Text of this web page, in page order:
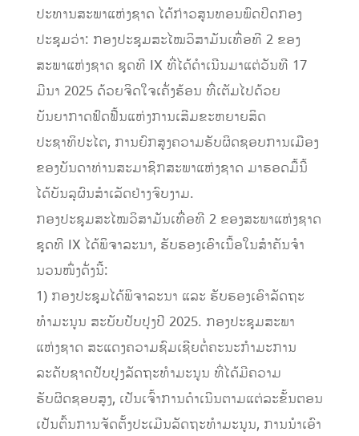
ປະທານສະພາແຫ່ງຊາດ ໄດ້ກ່າວສູນທອນພົດປິດກອງ
ປະຊຸມວ່າ: ກອງປະຊຸມສະໄໝວິສາມັນເທື່ອທີ 2 ຂອງ
ສະພາແຫ່ງຊາດ ຊຸດທີ IX ທີ່ໄດ້ດໍາເນີນມາແຕ່ວັນທີ 17
ມີນາ 2025 ດ້ວຍຈິດໃຈເຄັ່ງຮ້ອນ ທີ່ເຕັມໄປດ້ວຍ
ບັນຍາກາດຟົດຟື້ນແຫ່ງການເສີມຂະຫຍາຍສິດ
ປະຊາທິປະໄຕ, ການຍົກສູງຄວາມຮັບຜິດຊອບການເມືອງ
ຂອງບັນດາທ່ານສະມາຊິກສະພາແຫ່ງຊາດ ມາຮອດມື້ນີ້
ໄດ້ບັນລຸຜົນສໍາເລັດຢ່າງຈົບງາມ.
ກອງປະຊຸມສະໄໝວິສາມັນເທື່ອທີ 2 ຂອງສະພາແຫ່ງຊາດ
ຊຸດທີ IX ໄດ້ພິຈາລະນາ, ຮັບຮອງເອົາເນື້ອໃນສໍາຄັນຈໍາ
ນວນໜຶ່ງດັ່ງນີ້:
1) ກອງປະຊຸມໄດ້ພິຈາລະນາ ແລະ ຮັບຮອງເອົາລັດຖະ
ທໍາມະນູນ ສະບັບປັບປຸງປີ 2025. ກອງປະຊຸມສະພາ
ແຫ່ງຊາດ ສະແດງຄວາມຊົມເຊີຍຕໍ່ຄະນະກໍາມະການ
ລະດັບຊາດປັບປຸງລັດຖະທໍາມະນູນ ທີ່ໄດ້ມີຄວາມ
ຮັບຜິດຊອບສູງ, ເປັນເຈົ້າການດໍາເນີນຕາມແຕ່ລະຂັ້ນຕອນ
ເປັນຕົ້ນການຈັດຕັ້ງປະເມີນລັດຖະທໍາມະນູນ, ການນໍາເອົາ